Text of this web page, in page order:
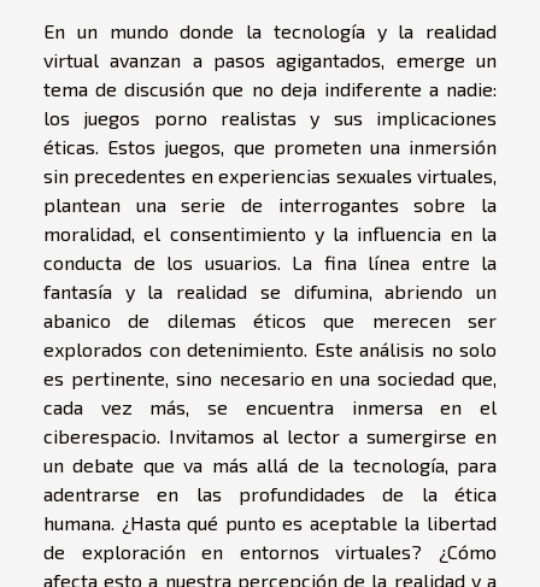
En un mundo donde la tecnología y la realidad
virtual avanzan a pasos agigantados, emerge un
tema de discusión que no deja indiferente a nadie:
los juegos porno realistas y sus implicaciones
éticas. Estos juegos, que prometen una inmersión
sin precedentes en experiencias sexuales virtuales,
plantean una serie de interrogantes sobre la
moralidad, el consentimiento y la influencia en la
conducta de los usuarios. La fina línea entre la
fantasía y la realidad se difumina, abriendo un
abanico de dilemas éticos que merecen ser
explorados con detenimiento. Este análisis no solo
es pertinente, sino necesario en una sociedad que,
cada vez más, se encuentra inmersa en el
ciberespacio. Invitamos al lector a sumergirse en
un debate que va más allá de la tecnología, para
adentrarse en las profundidades de la ética
humana. ¿Hasta qué punto es aceptable la libertad
de exploración en entornos virtuales? ¿Cómo
afecta esto a nuestra percepción de la realidad y a